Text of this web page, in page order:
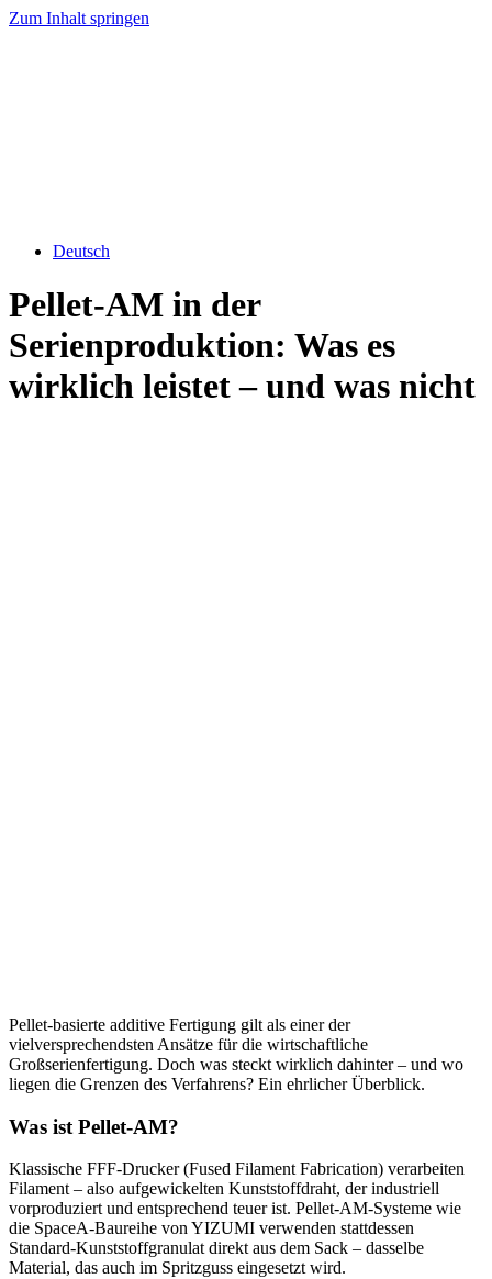
Zum Inhalt springen
Deutsch
Pellet-AM in der
Serienproduktion: Was es
wirklich leistet – und was nicht
Pellet-basierte additive Fertigung gilt als einer der
vielversprechendsten Ansätze für die wirtschaftliche
Großserienfertigung. Doch was steckt wirklich dahinter – und wo
liegen die Grenzen des Verfahrens? Ein ehrlicher Überblick.
Was ist Pellet-AM?
Klassische FFF-Drucker (Fused Filament Fabrication) verarbeiten
Filament – also aufgewickelten Kunststoffdraht, der industriell
vorproduziert und entsprechend teuer ist. Pellet-AM-Systeme wie
die SpaceA-Baureihe von YIZUMI verwenden stattdessen
Standard-Kunststoffgranulat direkt aus dem Sack – dasselbe
Material, das auch im Spritzguss eingesetzt wird.